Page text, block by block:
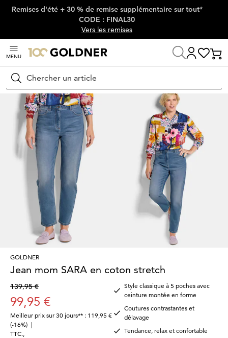
Passer la navigation, aller directement au contenu
Remises d'été + 30 % de remise supplémentaire sur tout*
CODE : FINAL30
Vers les remises
MENU
Rechercher
Maison Mode femme Jeans
GOLDNER
Jean mom SARA en coton stretch
139,95 €
99,95 €
Meilleur prix sur 30 jours** : 119,95 €
(-16%) |
TTC.
Style classique à 5 poches avec
ceinture montée en forme
Coutures contrastantes et
délavage
Tendance, relax et confortable